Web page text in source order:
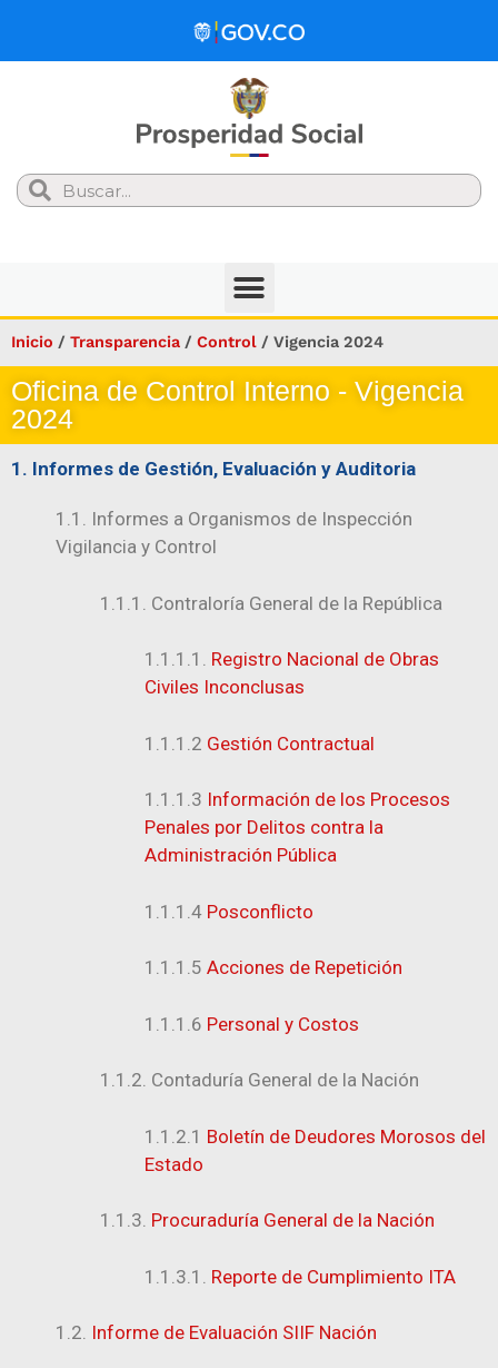
Search
Inicio / Transparencia / Control / Vigencia 2024
Oficina de Control Interno - Vigencia
2024
1. Informes de Gestión, Evaluación y Auditoria
1.1. Informes a Organismos de Inspección
Vigilancia y Control
1.1.1. Contraloría General de la República
1.1.1.1. Registro Nacional de Obras
Civiles Inconclusas
1.1.1.2 Gestión Contractual
1.1.1.3 Información de los Procesos
Penales por Delitos contra la
Administración Pública
1.1.1.4 Posconflicto
1.1.1.5 Acciones de Repetición
1.1.1.6 Personal y Costos
1.1.2. Contaduría General de la Nación
1.1.2.1 Boletín de Deudores Morosos del
Estado
1.1.3. Procuraduría General de la Nación
1.1.3.1. Reporte de Cumplimiento ITA
1.2. Informe de Evaluación SIIF Nación